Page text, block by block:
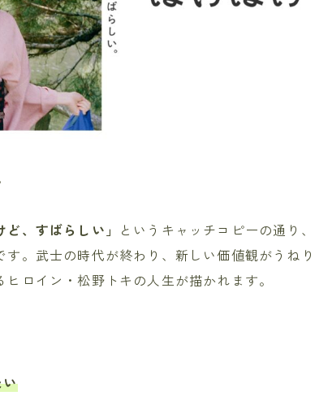
、すばらしい」 というキャッチコピーの通り、
。武士の時代が終わり、新しい価値観がうねり
ロイン・松野トキの人生が描かれます。
い